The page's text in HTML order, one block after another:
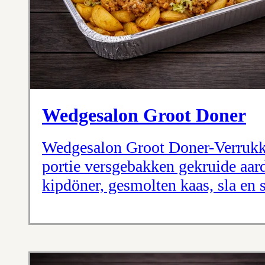
Wedgesalon Groot Doner
Wedgesalon Groot Doner-
portie versgebakken gekruide
kipdöner, gesmolten kaas, sla en